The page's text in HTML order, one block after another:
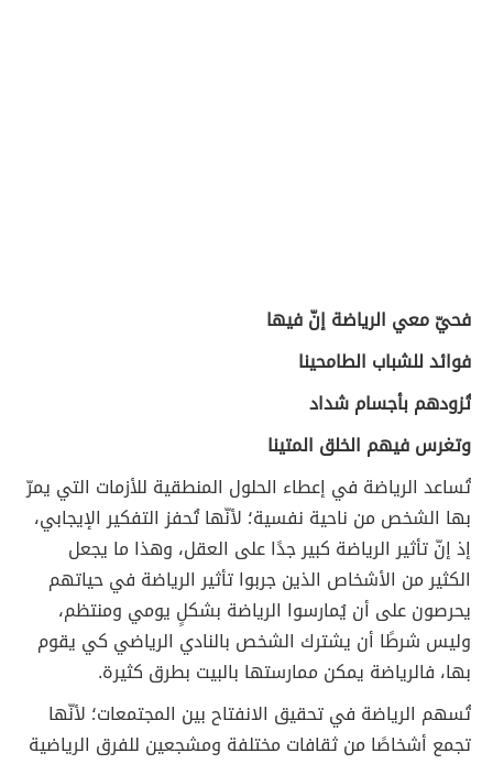
فحيّ معي الرياضة إنّ فيها
فوائد للشباب الطامحينا
تُزودهم بأجسام شداد
وتغرس فيهم الخلق المتينا
تُساعد الرياضة في إعطاء الحلول المنطقية للأزمات التي يمرّ
بها الشخص من ناحية نفسية؛ لأنّها تُحفز التفكير الإيجابي،
إذ إنّ تأثير الرياضة كبير جدًا على العقل، وهذا ما يجعل
الكثير من الأشخاص الذين جربوا تأثير الرياضة في حياتهم
يحرصون على أن يُمارسوا الرياضة بشكلٍ يومي ومنتظم،
وليس شرطًا أن يشترك الشخص بالنادي الرياضي كي يقوم
بها، فالرياضة يمكن ممارستها بالبيت بطرق كثيرة.
تُسهم الرياضة في تحقيق الانفتاح بين المجتمعات؛ لأنّها
تجمع أشخاصًا من ثقافات مختلفة ومشجعين للفرق الرياضية